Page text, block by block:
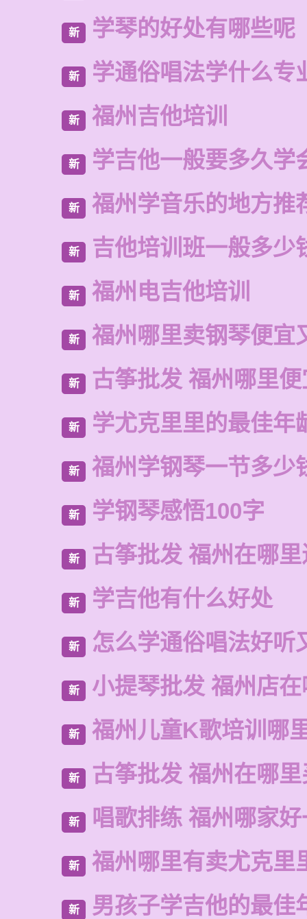
新 学琴的好处有哪些呢
新 学通俗唱法学什么专
新 福州吉他培训
新 学吉他一般要多久学
新 福州学音乐的地方推
新 吉他培训班一般多少
新 福州电吉他培训
新 福州哪里卖钢琴便宜
新 古筝批发 福州哪里
新 学尤克里里的最佳年
新 福州学钢琴一节多少
新 学钢琴感悟100字
新 古筝批发 福州在哪
新 学吉他有什么好处
新 怎么学通俗唱法好听
新 小提琴批发 福州店
新 福州儿童K歌培训哪
新 古筝批发 福州在哪
新 唱歌排练 福州哪家
新 福州哪里有卖尤克里
新 男孩子学吉他的最佳